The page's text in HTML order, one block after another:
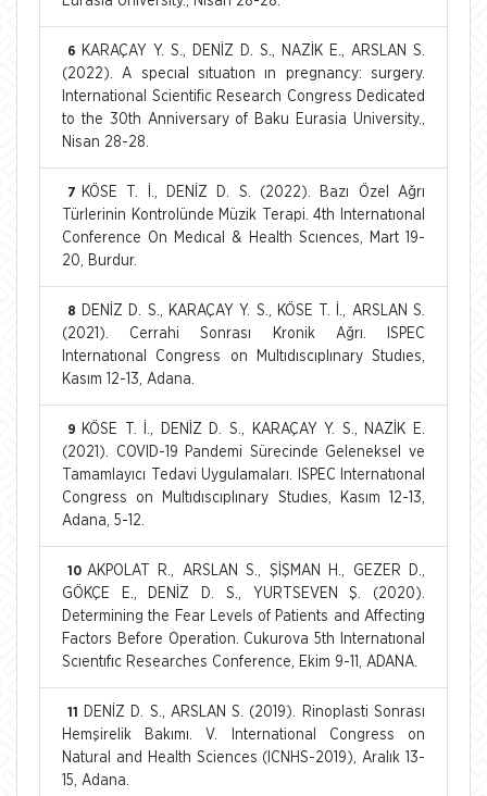
6
KARAÇAY Y. S., DENİZ D. S., NAZİK E., ARSLAN S.
(2022). A specıal sıtuatıon ın pregnancy: surgery.
International Scientific Research Congress Dedicated
to the 30th Anniversary of Baku Eurasia University.,
Nisan 28-28.
7
KÖSE T. İ., DENİZ D. S. (2022). Bazı Özel Ağrı
Türlerinin Kontrolünde Müzik Terapi. 4th Internatıonal
Conference On Medıcal & Health Scıences, Mart 19-
20, Burdur.
8
DENİZ D. S., KARAÇAY Y. S., KÖSE T. İ., ARSLAN S.
(2021). Cerrahi Sonrası Kronik Ağrı. ISPEC
Internatıonal Congress on Multıdıscıplınary Studıes,
Kasım 12-13, Adana.
9
KÖSE T. İ., DENİZ D. S., KARAÇAY Y. S., NAZİK E.
(2021). COVID-19 Pandemi Sürecinde Geleneksel ve
Tamamlayıcı Tedavi Uygulamaları. ISPEC Internatıonal
Congress on Multıdıscıplınary Studıes, Kasım 12-13,
Adana, 5-12.
10 AKPOLAT R., ARSLAN S., ŞİŞMAN H., GEZER D.,
GÖKÇE E., DENİZ D. S., YURTSEVEN Ş. (2020).
Determining the Fear Levels of Patients and Affecting
Factors Before Operation. Cukurova 5th Internatıonal
Scıentıfıc Researches Conference, Ekim 9-11, ADANA.
11
DENİZ D. S., ARSLAN S. (2019). Rinoplasti Sonrası
Hemşirelik Bakımı. V. International Congress on
Natural and Health Sciences (ICNHS-2019), Aralık 13-
15, Adana.